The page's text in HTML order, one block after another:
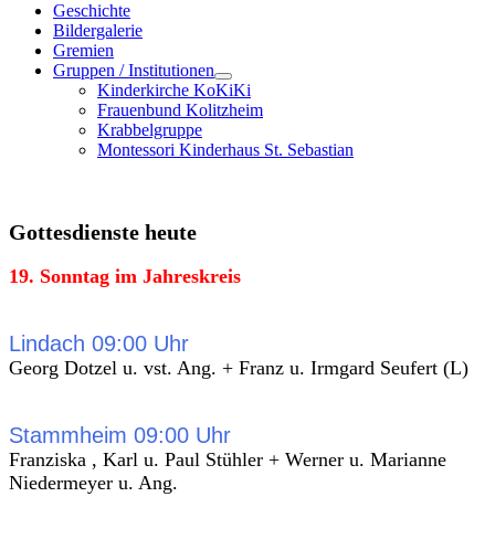
Geschichte
Bildergalerie
Gremien
Gruppen / Institutionen
Kinderkirche KoKiKi
Frauenbund Kolitzheim
Krabbelgruppe
Montessori Kinderhaus St. Sebastian
Gottesdienste heute
19. Sonntag im Jahreskreis
Lindach 09:00 Uhr
Georg Dotzel u. vst. Ang. + Franz u. Irmgard Seufert (L)
Stammheim 09:00 Uhr
Franziska , Karl u. Paul Stühler + Werner u. Marianne
Niedermeyer u. Ang.